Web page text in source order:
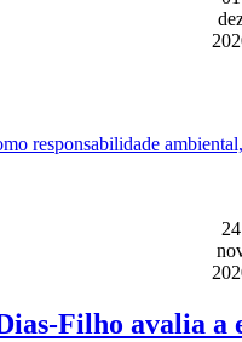
responsabilidade
24
Filho avalia a